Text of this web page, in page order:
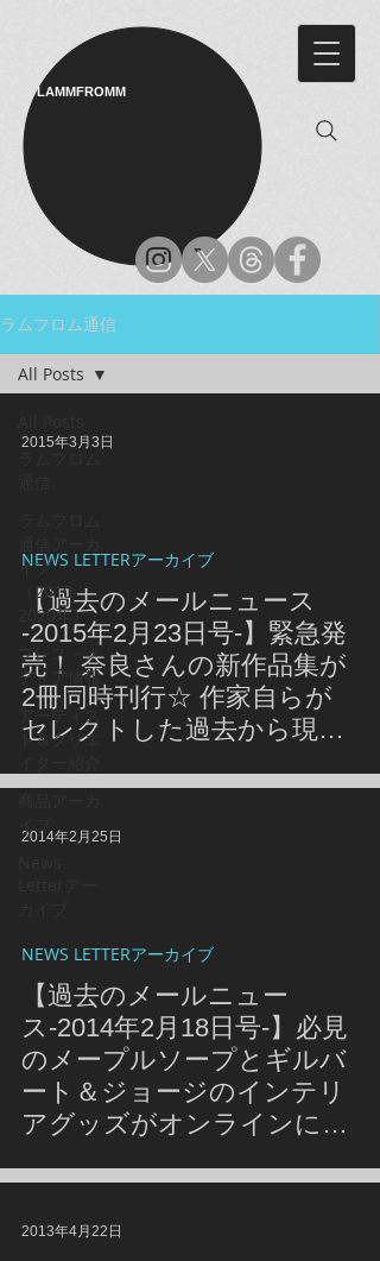
LAMMFROMM​
ラムフロム通信
イブ
（2010-
2020年）
プレス・メ
ディア情報
アーティス
ト＆クリエ
All Posts
【過去のメールニュース
-2015年2月23日号-】緊急発
売！ 奈良さんの新作品集が
2冊同時刊行☆ 作家自らが
セレクトした過去から現在
集とドローイング作品集は
必見・必携
NEWS LETTERアーカイブ
2015年3月3日
【過去のメールニュー
ス-2014年2月18日号-】必見
のメープルソープとギルバ
ート＆ジョージのインテリ
アグッズがオンラインに入
Candiesフェアを開催中♪
NEWS LETTERアーカイブ
2014年2月25日
2013年4月22日